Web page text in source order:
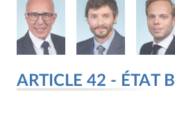
ARTICLE 42 - ÉTAT B